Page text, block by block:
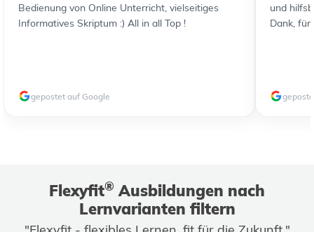
Bedienung von Online Unterricht, vielseitiges
Informatives Skriptum :) All in all Top !
gepostet auf Google
und
Dank, für
Flexyfit® Ausbildungen nach
Lernvarianten filtern